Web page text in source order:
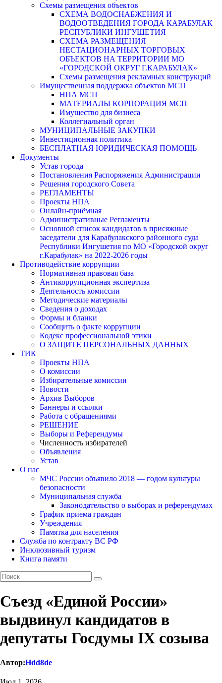
Схемы размещения объектов
СХЕМА ВОДОСНАБЖЕНИЯ И
ВОДООТВЕДЕНИЯ ГОРОДА КАРАБУЛАК
РЕСПУБЛИКИ ИНГУШЕТИЯ
СХЕМА РАЗМЕЩЕНИЯ
НЕСТАЦИОНАРНЫХ ТОРГОВЫХ
ОБЪЕКТОВ НА ТЕРРИТОРИИ МО
«ГОРОДСКОЙ ОКРУГ Г.КАРАБУЛАК»
Схемы размещения рекламных конструкций
Имущественная поддержка объектов МСП
НПА МСП
МАТЕРИАЛЫ КОРПОРАЦИЯ МСП
Имущество для бизнеса
Коллегиальный орган
МУНИЦИПАЛЬНЫЕ ЗАКУПКИ
Инвестиционная политика
БЕСПЛАТНАЯ ЮРИДИЧЕСКАЯ ПОМОЩЬ
Документы
Устав города
Постановления Распоряжения Администрации
Решения городского Совета
РЕГЛАМЕНТЫ
Проекты НПА
Онлайн-приёмная
Административные Регламенты
Основной список кандидатов в присяжные
заседатели для Карабулакского районного суда
Республики Ингушетия по МО «Городской округ
г.Карабулак» на 2022-2026 годы
Противодействие коррупции
Нормативная правовая база
Антикоррупционная экспертиза
Деятельность комиссии
Методические материалы
Сведения о доходах
Формы и бланки
Сообщить о факте коррупции
Кодекс профессиональной этики
О ЗАЩИТЕ ПЕРСОНАЛЬНЫХ ДАННЫХ
ТИК
Проекты НПА
О комиссии
Избирательные комиссии
Новости
Архив Выборов
Баннеры и ссылки
Работа с обращениями
РЕШЕНИЕ
Выборы и Референдумы
Численность избирателей
Объявления
Устав
О нас
МЧС России объявило 2018 — годом культуры
безопасности
Муниципальная служба
Законодательство о выборах и референдумах
График приема граждан
Учреждения
Памятка для населения
Служба по контракту ВС РФ
Инклюзивный туризм
Книга памяти
Съезд «Единой России»
выдвинул кандидатов в
депутаты Госдумы IX созыва
Автор:Hdd8de